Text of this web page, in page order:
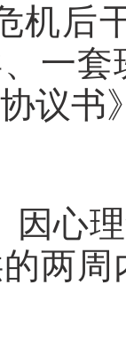
机后
一
议书
因心
两